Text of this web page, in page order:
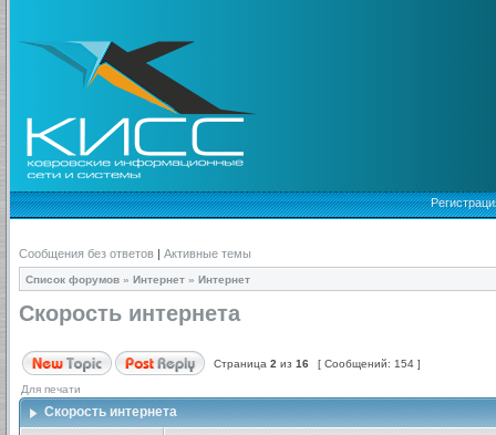
Сообщения без ответов | Активные темы
Список форумов » Интернет » Интернет
Скорость интернета
Страница 2 из 16 [ Сообщений: 154 ]
Для печати
Скорость интернета